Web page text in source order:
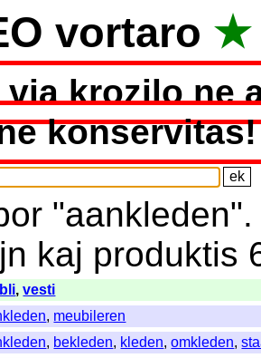
vortaro ★
krozilo ne
konservitas!
"
kaj produktis
,vesti
, meubileren
, bekleden, kleden,omkleden,